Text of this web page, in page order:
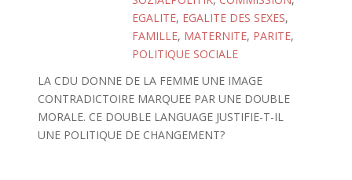
EGALITE, EGALITE DES SEXES,
FAMILLE, MATERNITE, PARITE,
POLITIQUE SOCIALE
LA CDU DONNE DE LA FEMME UNE IMAGE
CONTRADICTOIRE MARQUEE PAR UNE DOUBLE
MORALE. CE DOUBLE LANGUAGE JUSTIFIE-T-IL
UNE POLITIQUE DE CHANGEMENT?